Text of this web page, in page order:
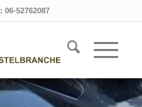
52762087